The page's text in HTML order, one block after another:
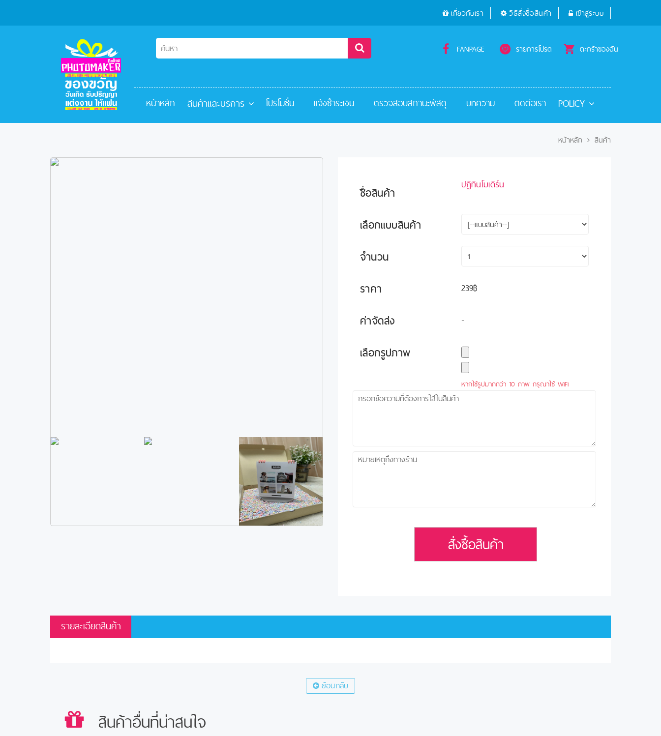
เกี่ยวกับเรา วิธีสั่งซื้อสินค้า เข้าสู่ระบบ
FANPAGE รายการโปรด ตะกร้าของฉัน
หน้าหลัก สินค้าและบริการ โปรโมชั่น แจ้งชำระเงิน ตรวจสอบสถานะพัสดุ บทความ ติดต่อเรา POLICY
หน้าหลัก สินค้า
ชื่อสินค้า
ปฏิทินโมเดิร์น
เลือกแบบสินค้า
จำนวน
ราคา
239฿
ค่าจัดส่ง -
เลือกรูปภาพ
หากใช้รูปมากกว่า 10 ภาพ กรุณาใช้ WiFi
สั่งซื้อสินค้า
รายละเอียดสินค้า
ย้อนกลับ
สินค้าอื่นที่น่าสนใจ